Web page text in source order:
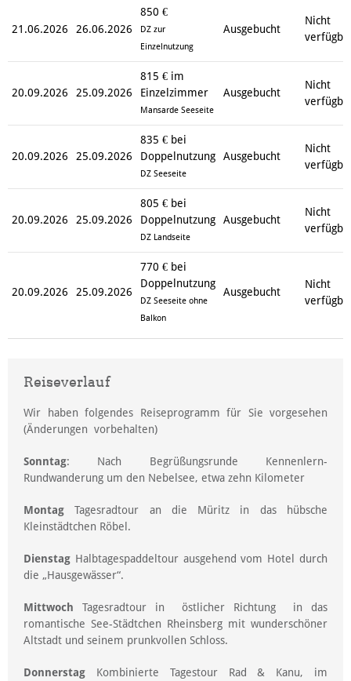
21.06.2026 26.06.2026
850 €
DZ zur
Einzelnutzung
Ausgebucht
Nicht
20.09.2026 25.09.2026
815 € im
Einzelzimmer
Mansarde Seeseite
Ausgebucht
Nicht
20.09.2026 25.09.2026
835 € bei
Doppelnutzung
DZ Seeseite
Ausgebucht
Nicht
20.09.2026 25.09.2026
805 € bei
Doppelnutzung
DZ Landseite
Ausgebucht
Nicht
20.09.2026 25.09.2026
770 € bei
Doppelnutzung
DZ Seeseite ohne
Balkon
Ausgebucht
Nicht
Reiseverlauf
Wir haben folgendes Reiseprogramm für Sie vorgesehen
(Änderungen vorbehalten)
Sonntag: Nach Begrüßungsrunde Kennenlern-
Rundwanderung um den Nebelsee, etwa zehn Kilometer
MontagTagesradtour an die Müritz in das hübsche
Kleinstädtchen Röbel.
Dienstag Halbtagespaddeltour ausgehend vom Hotel durch
die „Hausgewässer“.
Mittwoch Tagesradtour in östlicher Richtung in das
romantische See-Städtchen Rheinsberg mit wunderschöner
Altstadt und seinem prunkvollen Schloss.
Donnerstag Kombinierte Tagestour Rad & Kanu, im